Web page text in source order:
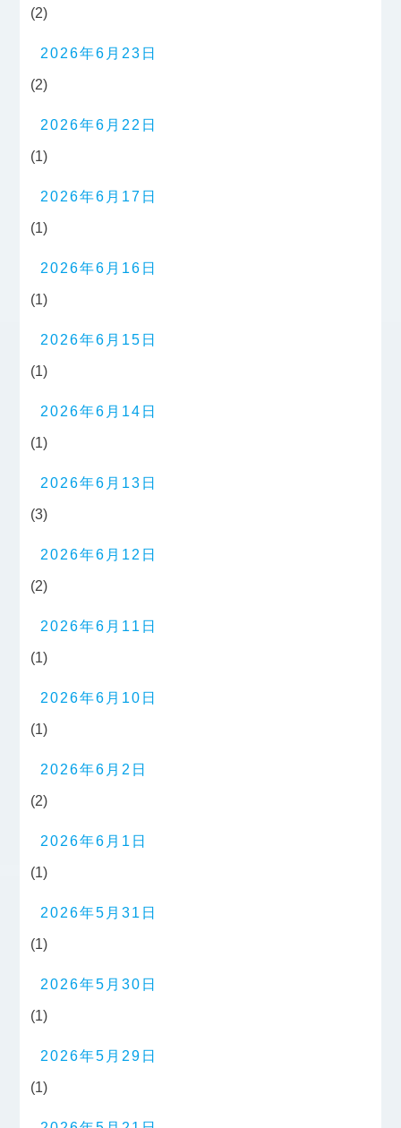
(2)
2026年6月23日
(2)
2026年6月22日
(1)
2026年6月17日
(1)
2026年6月16日
(1)
2026年6月15日
(1)
2026年6月14日
(1)
2026年6月13日
(3)
2026年6月12日
(2)
2026年6月11日
(1)
2026年6月10日
(1)
2026年6月2日
(2)
2026年6月1日
(1)
2026年5月31日
(1)
2026年5月30日
(1)
2026年5月29日
(1)